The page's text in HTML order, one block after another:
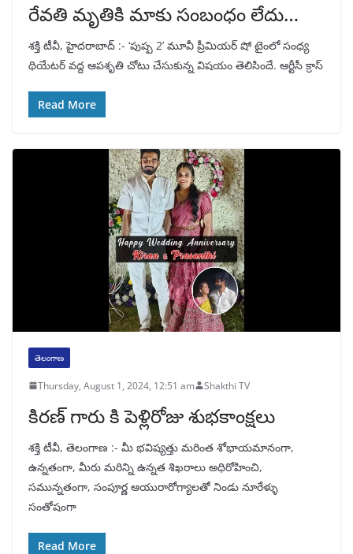
రేవతి మృ‌తికి మాకు సంబంధం లేదు…
శక్తి టీవీ, హైదరాబాద్ :- ‘పుష్ప 2’ మూవీ ప్రీమియర్ షో టైంలో సంధ్య
థియేటర్ వద్ద ఆపశృతి చోటు చేసుకున్న విషయం తెలిసిందే. ఆర్టీసీ క్రాస్
Read More
తెలంగాణ
Thursday, August 1, 2024, 12:51 am Shakthi TV
కిరణ్ గారు కి పెళ్లిరోజు శుభకాంక్షలు
శక్తి టీవీ, తెలంగాణ :- మీ భవిష్యత్తు మరింత శోభాయమానంగా,
ఉన్నతంగా, మీరు మరిన్ని ఉన్నత శిఖరాలు అధిరోహించి,
సమున్నతంగా, సంపూర్ణ ఆయురారోగ్యాలతో నిండు నూరేళ్ళు
సంతోషంగా
Read More